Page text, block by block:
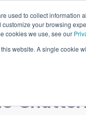
used to collect information
your browsing
cookies we use, see our
website. A single cookie
Contact